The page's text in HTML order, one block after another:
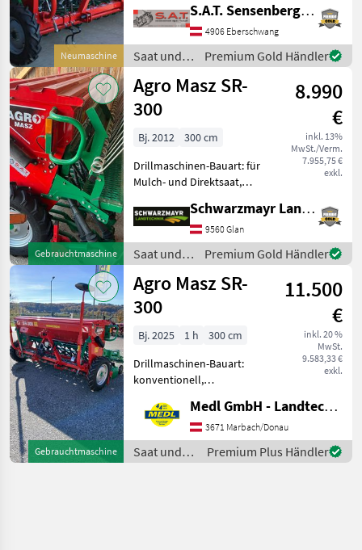
Neumaschine
Spurlockerer, Spuranreisser,
Fahrgassenschaltung,
Extrastriegel,
Zweischeibenschare,
Beleuchtung Neues
S.A.T. Sensenberger Agrar-Technik
4906 Eberschwang
Saat und
Pflege /
Agro Masz
Premium Gold Händler
Gebrauchtmaschine
Agro Masz SR-
300
8.990
€
inkl. 13%
MwSt./Verm.
7.955,75 €
exkl.
Bj. 2012
300 cm
Drillmaschinen-Bauart: für
Mulch- und Direktsaat,
Extrastriegel,
Fahrgassenschaltung,
Fahrwerk, Spuranreisser
EDV: 70898 Sämaschine -
mit 3, 0m Arbe
Schwarzmayr Landtechnik GmbH - Glan
9560 Glan
Saat und
Pflege /
Agro Masz
Premium Gold Händler
Gebrauchtmaschine
Agro Masz SR-
300
11.500
€
inkl. 20 %
MwSt.
9.583,33 €
exkl.
Bj. 2025 1 h
300 cm
Drillmaschinen-Bauart:
konventionell,
Einscheibenschare,
Extrastriegel,
Fahrgassenschaltung,
Fahrwerk, Spuranreisser
Medl GmbH - Landtechnik Großhandel
3671 Marbach/Donau
Saat und
Pflege /
Premium Plus Händler